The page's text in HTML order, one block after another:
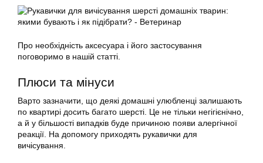
Про необхідність аксесуара і його застосування
поговоримо в нашій статті.
Плюси та мінуси
Варто зазначити, що деякі домашні улюбленці залишають
по квартирі досить багато шерсті. Це не тільки негігієнічно,
а й у більшості випадків буде причиною появи алергічної
реакції. На допомогу приходять рукавички для
вичісування